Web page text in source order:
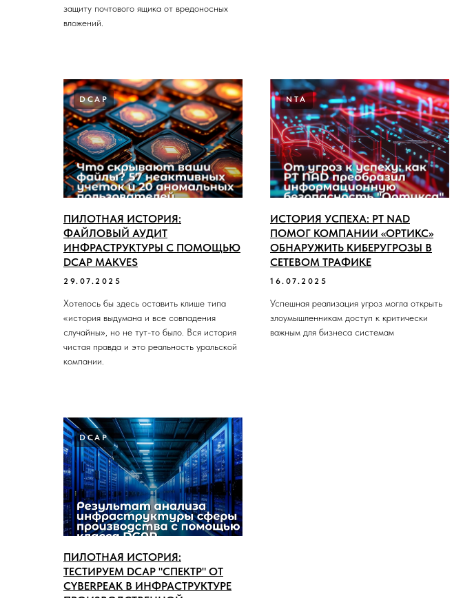
защиту почтового ящика от вредоносных
вложений.
DCAP
ПИЛОТНАЯ ИСТОРИЯ:
ФАЙЛОВЫЙ АУДИТ
ИНФРАСТРУКТУРЫ С ПОМОЩЬЮ
DCAP MAKVES
29.07.2025
Хотелось бы здесь оставить клише типа
«история выдумана и все совпадения
случайны», но не тут-то было. Вся история
чистая правда и это реальность уральской
компании.
NTA
ИСТОРИЯ УСПЕХА: PT NAD
ПОМОГ КОМПАНИИ «ОРТИКС»
ОБНАРУЖИТЬ КИБЕРУГРОЗЫ В
СЕТЕВОМ ТРАФИКЕ
16.07.2025
Успешная реализация угроз могла открыть
злоумышленникам доступ к критически
важным для бизнеса системам
DCAP
ПИЛОТНАЯ ИСТОРИЯ:
ТЕСТИРУЕМ DCAP "СПЕКТР" ОТ
CYBERPEAK В ИНФРАСТРУКТУРЕ